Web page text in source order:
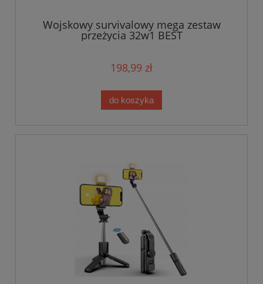
Wojskowy survivalowy mega zestaw
przeżycia 32w1 BEST
198,99 zł
do koszyka